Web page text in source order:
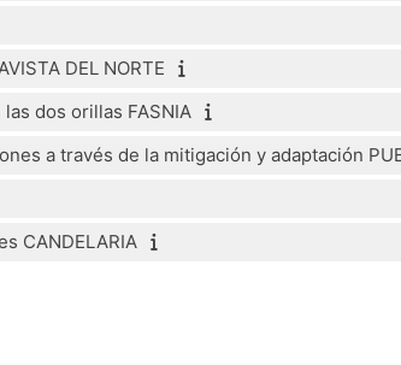
DEL NORTE
dos orillas FASNIA
a través de la mitigación y adaptación
CANDELARIA